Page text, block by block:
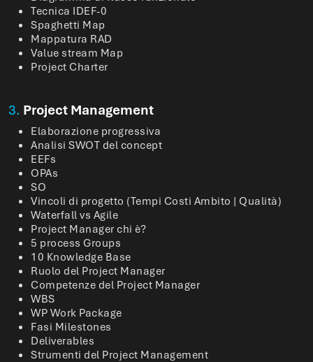
Tecnica IDEF-0
Spaghetti Map
Mappatura RAD
Value stream Map
Project Charter
3. Project Management
Elaborazione progressiva
Analisi SWOT del concept
EEFs
OPAs
SO
Vincoli di progetto (Tempi Costi Ambito | Qualità)
Waterfall vs Agile
Project Manager chi è?
5 process Groups
10 Knowledge Base
Ruolo del Project Manager
Competenze del Project Manager
WBS
WP Work Package
Fasi Milestones
Deliverables
Strumenti del Project Management